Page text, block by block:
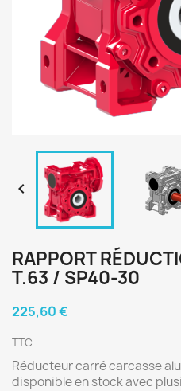

RAPPORT
T.63 / SP40-30
225,60 €
TTC
Réducteur carré carcasse
disponible en stock avec